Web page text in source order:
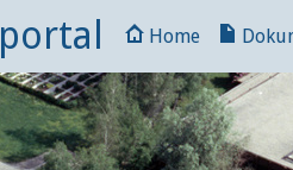
portal Home